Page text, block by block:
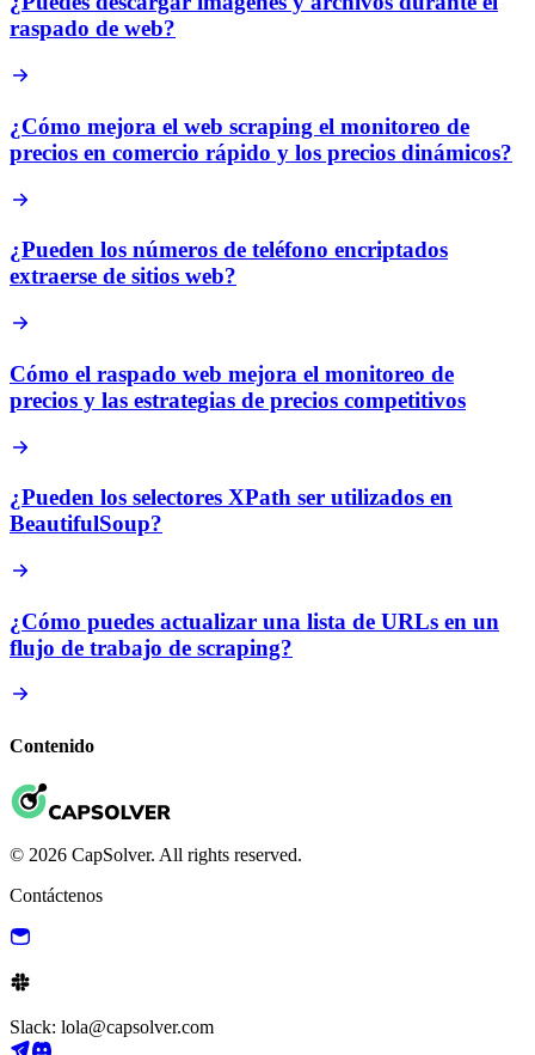
raspado de web?
¿Cómo mejora el web scraping el monitoreo de
precios en comercio rápido y los precios dinámicos?
¿Pueden los números de teléfono encriptados
extraerse de sitios web?
Cómo el raspado web mejora el monitoreo de
precios y las estrategias de precios competitivos
¿Pueden los selectores XPath ser utilizados en
BeautifulSoup?
¿Cómo puedes actualizar una lista de URLs en un
flujo de trabajo de scraping?
Contenido
© 2026 CapSolver. All rights reserved.
Contáctenos
Slack: lola@capsolver.com